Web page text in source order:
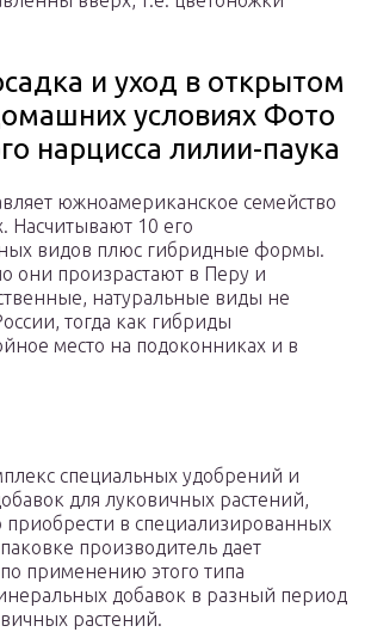
и уход в открытом
условиях Фото
нарцисса лилии-паука
южноамериканское семейство
Насчитывают 10 его
видов плюс гибридные формы.
они произрастают в Перу и
натуральные виды не
тогда как гибриды
место на подоконниках и в
специальных удобрений и
для луковичных растений,
в специализированных
производитель дает
применению этого типа
добавок в разный период
растений.